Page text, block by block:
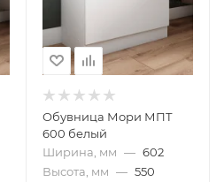
Обувница Мори МПТ
600 белый
Ширина, мм — 602
Высота, мм — 550